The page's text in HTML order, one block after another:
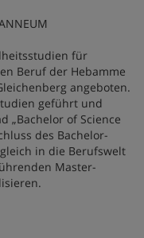
für
Beruf der Hebamme
angeboten.
geführt und
„Bachelor of Science
des Bachelor-
in die Berufswelt
Master-